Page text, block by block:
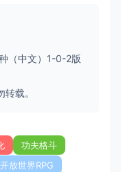
（中文）1-0-2版
载。
功夫格斗
开放世界RPG